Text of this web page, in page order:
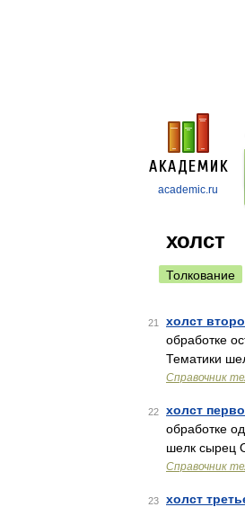
academic.ru
холст
Толкование
21 холст
обработке
Тематики
Справочник
22 холст
обработке
шелк сырец
Справочник
23 холст